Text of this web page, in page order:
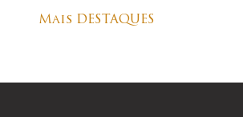
Mais DESTAQUES